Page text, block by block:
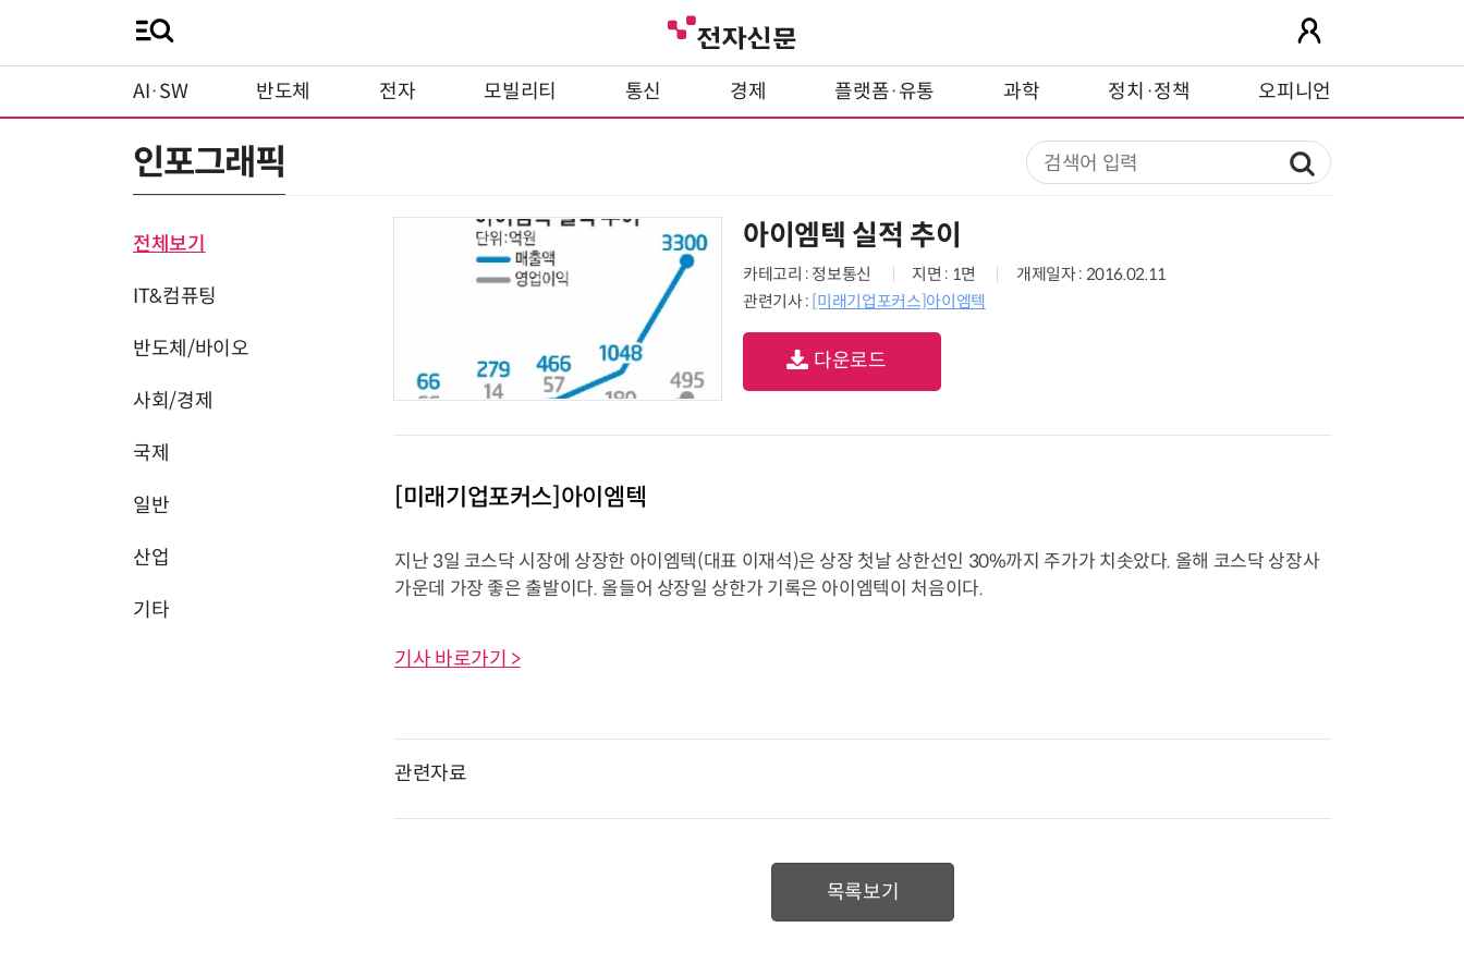
AI·SW 반도체 전자 모빌리티 통신 경제 플랫폼·유통 과학 정치·정책 오피니언
인포그래픽
전체보기
IT&컴퓨팅
반도체/바이오
사회/경제
국제
일반
산업
기타
아이엠텍 실적 추이
카테고리 : 정보통신 지면 : 1면
개제일자 : 2016.02.11
관련기사 : [미래기업포커스]아이엠텍
다운로드
[미래기업포커스]아이엠텍
지난 3일 코스닥 시장에 상장한 아이엠텍(대표 이재석)은 상장 첫날 상한선인 30%까지 주가가 치솟았다. 올해 코스닥 상장사
가운데 가장 좋은 출발이다. 올들어 상장일 상한가 기록은 아이엠텍이 처음이다.
기사 바로가기 >
관련자료
목록보기